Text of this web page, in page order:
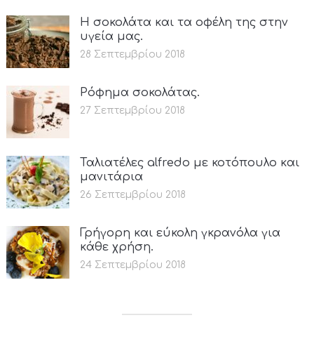
Η σοκολάτα και τα οφέλη της στην
υγεία μας.
28 Σεπτεμβρίου 2018
Ρόφημα σοκολάτας.
27 Σεπτεμβρίου 2018
Ταλιατέλες alfredo με κοτόπουλο και
μανιτάρια
26 Σεπτεμβρίου 2018
Γρήγορη και εύκολη γκρανόλα για
κάθε χρήση.
24 Σεπτεμβρίου 2018